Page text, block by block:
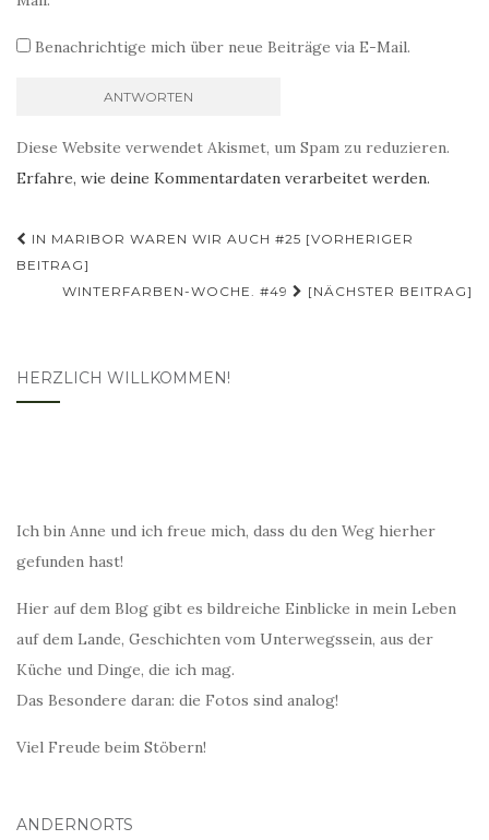
Benachrichtige mich über neue Beiträge via E-Mail.
Diese Website verwendet Akismet, um Spam zu reduzieren.
Erfahre, wie deine Kommentardaten verarbeitet werden.
Beitragsnavigation
IN MARIBOR WAREN WIR AUCH #25 [VORHERIGER
BEITRAG]
WINTERFARBEN-WOCHE. #49
[NÄCHSTER BEITRAG]
HERZLICH WILLKOMMEN!
Ich bin Anne und ich freue mich, dass du den Weg hierher
gefunden hast!
Hier auf dem Blog gibt es bildreiche Einblicke in mein Leben
auf dem Lande, Geschichten vom Unterwegssein, aus der
Küche und Dinge, die ich mag.
Das Besondere daran: die Fotos sind analog!
Viel Freude beim Stöbern!
ANDERNORTS